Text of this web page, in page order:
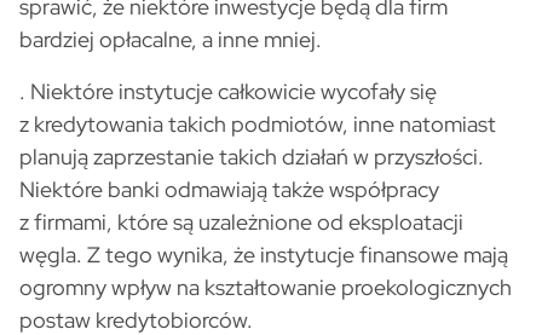
sprawić, że niektóre inwestycje będą dla firm
bardziej opłacalne, a inne mniej.
. Niektóre instytucje całkowicie wycofały się
z kredytowania takich podmiotów, inne natomiast
planują zaprzestanie takich działań w przyszłości.
Niektóre banki odmawiają także współpracy
z firmami, które są uzależnione od eksploatacji
węgla. Z tego wynika, że instytucje finansowe mają
ogromny wpływ na kształtowanie proekologicznych
postaw kredytobiorców.